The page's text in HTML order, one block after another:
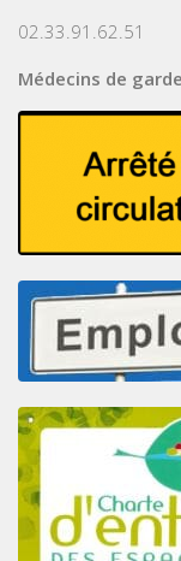
02.33.91.62.51
Médecins de garde